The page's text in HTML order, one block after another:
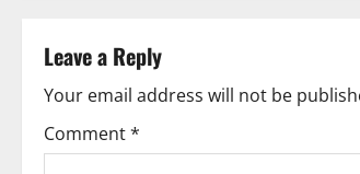
Leave a Reply
Your email address will not be
Comment*